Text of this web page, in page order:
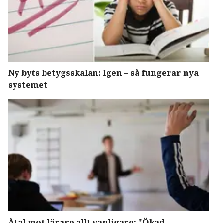
Ny byts betygsskalan: Igen – så fungerar nya
systemet